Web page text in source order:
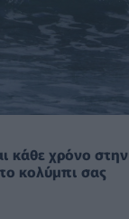
κάθε χρόνο στην
κολύμπι σας